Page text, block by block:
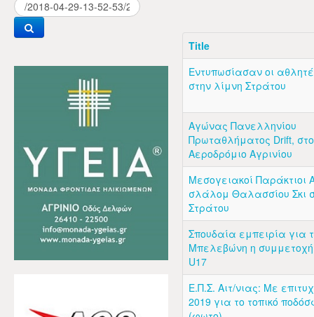
Title
Εντυπωσίασαν οι
στην λίμνη Στράτου
Αγώνας Πανελληνίου
Πρωταθλήματος Drift,
Αεροδρόμιο Αγρινίου
Μεσογειακοί Παράκτιοι
σλάλομ Θαλασσίου Σκι
Στράτου
Σπουδαία εμπειρία για
Μπελεβώνη η
U17
Ε.Π.Σ. Αιτ/νιας: Με
2019 για το τοπικό